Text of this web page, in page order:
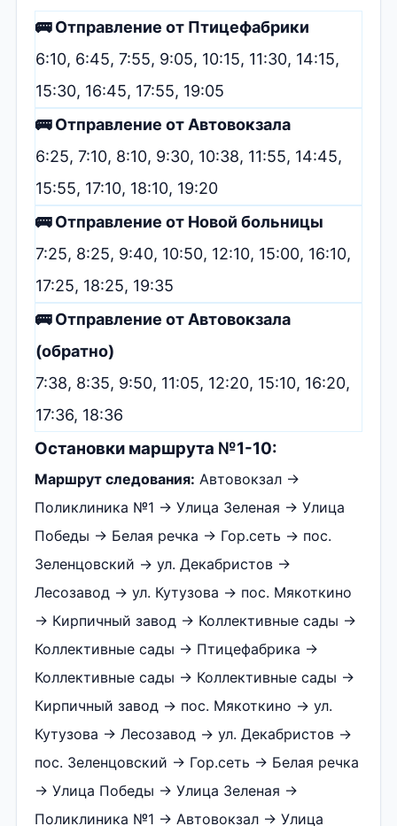
🚌 Отправление от Птицефабрики
6:10, 6:45, 7:55, 9:05, 10:15, 11:30, 14:15,
15:30, 16:45, 17:55, 19:05
🚌 Отправление от Автовокзала
6:25, 7:10, 8:10, 9:30, 10:38, 11:55, 14:45,
15:55, 17:10, 18:10, 19:20
🚌 Отправление от Новой больницы
7:25, 8:25, 9:40, 10:50, 12:10, 15:00, 16:10,
17:25, 18:25, 19:35
🚌 Отправление от Автовокзала
(обратно)
7:38, 8:35, 9:50, 11:05, 12:20, 15:10, 16:20,
17:36, 18:36
Остановки маршрута №1-10:
Маршрут следования: Автовокзал →
Поликлиника №1 → Улица Зеленая → Улица
Победы → Белая речка → Гор.сеть → пос.
Зеленцовский → ул. Декабристов →
Лесозавод → ул. Кутузова → пос. Мякоткино
→ Кирпичный завод → Коллективные сады →
Коллективные сады → Птицефабрика →
Коллективные сады → Коллективные сады →
Кирпичный завод → пос. Мякоткино → ул.
Кутузова → Лесозавод → ул. Декабристов →
пос. Зеленцовский → Гор.сеть → Белая речка
→ Улица Победы → Улица Зеленая →
Поликлиника №1 → Автовокзал → Улица